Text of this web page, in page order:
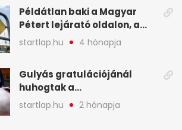
Példátlan baki a Magyar
Pétert lejárató oldalon, a
Lidlnek azonnal lépnie
kellett - A hét legfontosabb
startlap.hu 4 hónapja
Gulyás gratulációjánál
huhogtak a
leghangosabban, miután
Magyart miniszterelnökké
startlap.hu 2 hónapja